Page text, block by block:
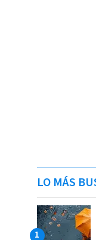
LO MÁS